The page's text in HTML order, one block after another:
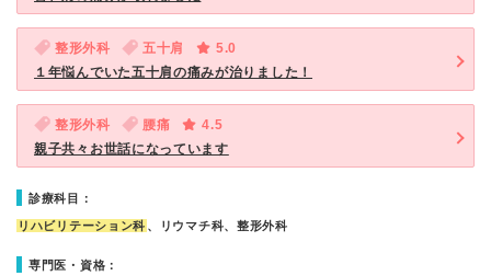
整形外科 五十肩
5.0
１年悩んでいた五十肩の痛みが治りました！
整形外科 腰痛
4.5
親子共々お世話になっています
診療科目：
リハビリテーション科 、リウマチ科、整形外科
専門医・資格：